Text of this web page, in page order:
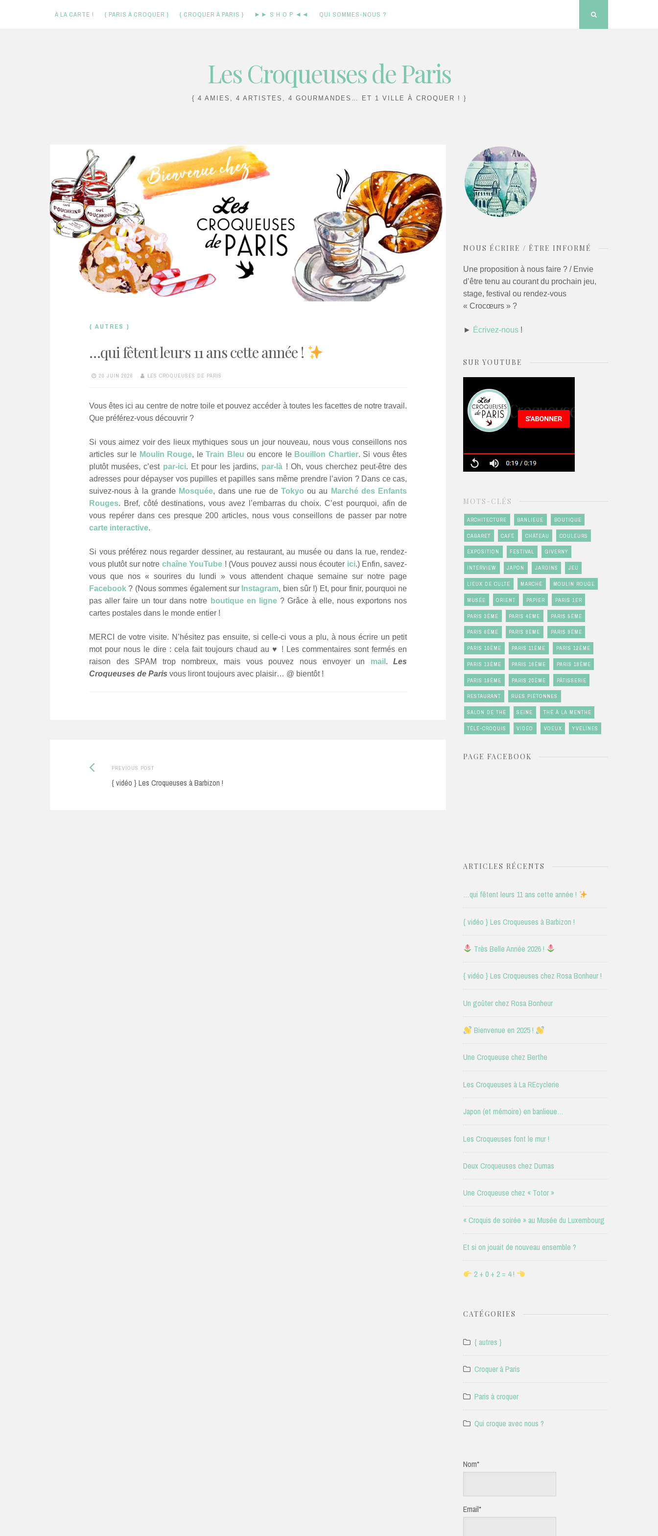
À LA CARTE ! { PARIS À CROQUER } { CROQUER À PARIS } ►► S H O P ◄◄ QUI SOMMES-NOUS ?
Les Croqueuses de Paris
{ 4 AMIES, 4 ARTISTES, 4 GOURMANDES… ET 1 VILLE À CROQUER ! }
{ AUTRES }
…qui fêtent leurs 11 ans cette année !
20 JUIN 2026 LES CROQUEUSES DE PARIS
Vous êtes ici au centre de notre toile et pouvez accéder à toutes les facettes de notre travail.
Que préférez-vous découvrir ?
Si vous aimez voir des lieux mythiques sous un jour nouveau, nous vous conseillons nos
articles sur le Moulin Rouge, leTrain Bleu ou encore le Bouillon Chartier. Si vous êtes
plutôt musées, c’est par-ici. Et pour les jardins, par-là ! Oh, vous cherchez peut-être des
adresses pour dépayser vos pupilles et papilles sans même prendre l’avion ? Dans ce cas,
suivez-nous à la grande Mosquée, dans une rue de Tokyo ou au
Marché des Enfants
Rouges. Bref, côté destinations, vous avez l’embarras du choix. C’est pourquoi, afin de
vous repérer dans ces presque 200 articles, nous vous conseillons de passer par notre
carte interactive.
Si vous préférez nous regarder dessiner, au restaurant, au musée ou dans la rue, rendez-
vous plutôt sur notre chaîne YouTube ! (Vous pouvez aussi nous écouter ici.) Enfin, savez-
vous que nos « sourires du lundi » vous attendent chaque semaine sur notre page
Facebook ? (Nous sommes également sur Instagram, bien sûr !) Et, pour finir, pourquoi ne
pas aller faire un tour dans notre boutique en ligne? Grâce à elle, nous exportons nos
cartes postales dans le monde entier !
MERCI de votre visite. N’hésitez pas ensuite, si celle-ci vous a plu, à nous écrire un petit
mot pour nous le dire : cela fait toujours chaud au ♥ ! Les commentaires sont fermés en
raison des SPAM trop nombreux, mais vous pouvez nous envoyer un mail .Les
Croqueuses de Paris vous liront toujours avec plaisir… @ bientôt !
PostPREVIOUS POSTPrevious
post:
{ vidéo } Les Croqueuses à Barbizon !
NOUS ÉCRIRE / ÊTRE INFORMÉ
Une proposition à nous faire ? / Envie
d’être tenu au courant du prochain jeu,
stage, festival ou rendez-vous
« Crocœurs » ?
► Écrivez-nous!
SUR YOUTUBE
MOTS-CLÉS
ARCHITECTURE BANLIEUE BOUTIQUE
CABARET CAFÉ CHÂTEAU COULEURS
EXPOSITION FESTIVAL GIVERNY
INTERVIEW JAPON JARDINS JEU
LIEUX DE CULTE MARCHÉ MOULIN ROUGE
MUSÉE ORIENT PAPIER PARIS 1ER
PARIS 3ÈME PARIS 4ÈME PARIS 5ÈME
PARIS 6ÈME PARIS 8ÈME PARIS 9ÈME
PARIS 10ÈME PARIS 11ÈME PARIS 12ÈME
PARIS 13ÈME PARIS 16ÈME PARIS 18ÈME
PARIS 19ÈME PARIS 20ÈME PÂTISSERIE
RESTAURANT RUES PIÉTONNES
SALON DE THÉ SEINE THÉ À LA MENTHE
TÉLÉ-CROQUIS VIDÉO VOEUX YVELINES
PAGE FACEBOOK
ARTICLES RÉCENTS
…qui fêtent leurs 11 ans cette année !
{ vidéo } Les Croqueuses à Barbizon !
Très Belle Année 2026 !
{ vidéo } Les Croqueuses chez Rosa Bonheur !
Un goûter chez Rosa Bonheur
Bienvenue en 2025 !
Une Croqueuse chez Berthe
Les Croqueuses à La REcyclerie
Japon (et mémoire) en banlieue…
Les Croqueuses font le mur !
Deux Croqueuses chez Dumas
Une Croqueuse chez « Totor »
« Croquis de soirée » au Musée du Luxembourg
Et si on jouait de nouveau ensemble ?
2 + 0 + 2 = 4 !
CATÉGORIES
{ autres }
Croquer à Paris
Paris à croquer
Qui croque avec nous ?
Nom*
Email*